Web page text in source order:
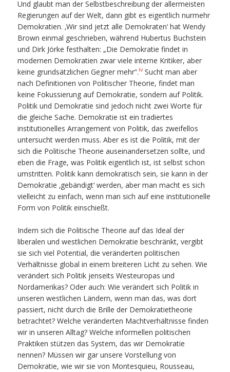
Und glaubt man der Selbstbeschreibung der allermeisten
Regierungen auf der Welt, dann gibt es eigentlich nurmehr
Demokratien. ‚Wir sind jetzt alle Demokraten‘ hat Wendy
Brown einmal geschrieben, während Hubertus Buchstein
und Dirk Jörke festhalten: „Die Demokratie findet in
modernen Demokratien zwar viele interne Kritiker, aber
keine grundsätzlichen Gegner mehr“.iv Sucht man aber
nach Definitionen von Politischer Theorie, findet man
keine Fokussierung auf Demokratie, sondern auf Politik.
Politik und Demokratie sind jedoch nicht zwei Worte für
die gleiche Sache. Demokratie ist ein tradiertes
institutionelles Arrangement von Politik, das zweifellos
untersucht werden muss. Aber es ist die Politik, mit der
sich die Politische Theorie auseinandersetzen sollte, und
eben die Frage, was Politik eigentlich ist, ist selbst schon
umstritten. Politik kann demokratisch sein, sie kann in der
Demokratie ‚gebändigt‘ werden, aber man macht es sich
vielleicht zu einfach, wenn man sich auf eine institutionelle
Form von Politik einschießt.
Indem sich die Politische Theorie auf das Ideal der
liberalen und westlichen Demokratie beschränkt, vergibt
sie sich viel Potential, die veränderten politischen
Verhältnisse global in einem breiteren Licht zu sehen. Wie
verändert sich Politik jenseits Westeuropas und
Nordamerikas? Oder auch: Wie verändert sich Politik in
unseren westlichen Ländern, wenn man das, was dort
passiert, nicht durch die Brille der Demokratietheorie
betrachtet? Welche veränderten Machtverhältnisse finden
wir in unseren Alltag? Welche informellen politischen
Praktiken stützen das System, das wir Demokratie
nennen? Müssen wir gar unsere Vorstellung von
Demokratie, wie wir sie von Montesquieu, Rousseau,